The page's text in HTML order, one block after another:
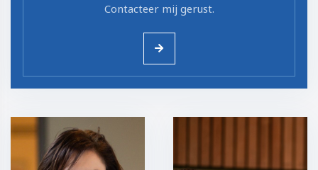
Contacteer mij gerust.